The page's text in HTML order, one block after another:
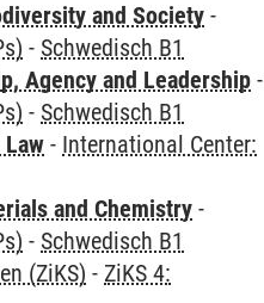
and Society -
- Schwedisch B1
Agency and Leadership -
- Schwedisch B1
- International Center:
and Chemistry -
- Schwedisch B1
(ZiKS) - ZiKS 4: